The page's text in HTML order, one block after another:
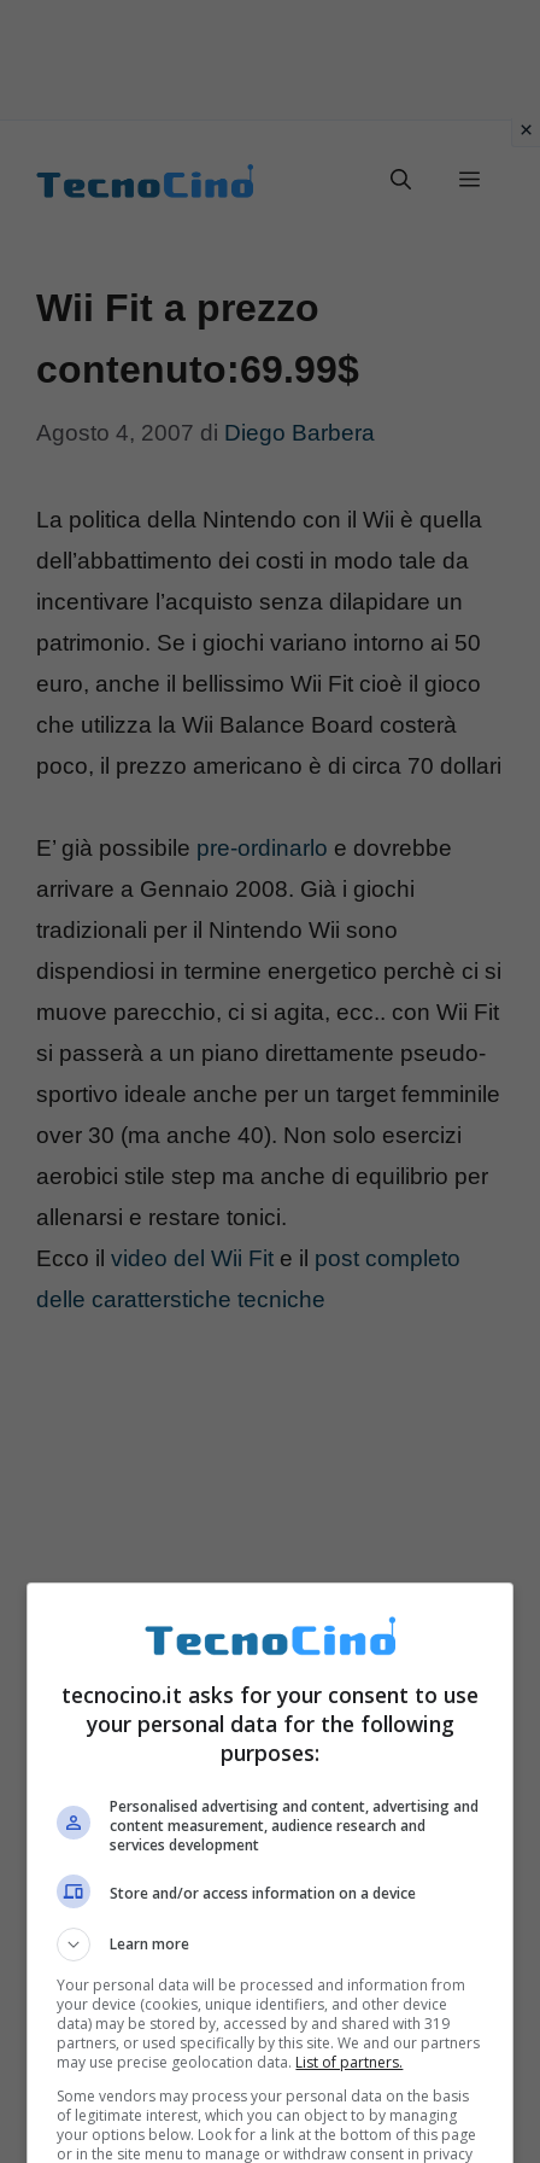
Menu
Wii Fit a prezzo
contenuto:69.99$
Agosto 4, 2007 di Diego Barbera
La politica della Nintendo con il Wii è quella
dell’abbattimento dei costi in modo tale da
incentivare l’acquisto senza dilapidare un
patrimonio. Se i giochi variano intorno ai 50
euro, anche il bellissimo Wii Fit cioè il gioco
che utilizza la Wii Balance Board costerà
poco, il prezzo americano è di circa 70 dollari
E’ già possibile pre-ordinarlo e dovrebbe
arrivare a Gennaio 2008. Già i giochi
tradizionali per il Nintendo Wii sono
dispendiosi in termine energetico perchè ci si
muove parecchio, ci si agita, ecc.. con Wii Fit
si passerà a un piano direttamente pseudo-
sportivo ideale anche per un target femminile
over 30 (ma anche 40). Non solo esercizi
aerobici stile step ma anche di equilibrio per
allenarsi e restare tonici.
Ecco il video del Wii Fit e il post completo
delle caratterstiche tecniche
tecnocino.it asks for your consent to use
your personal data for the following
purposes:
Personalised advertising and content, advertising and
content measurement, audience research and
services development
Store and/or access information on a device
Learn more
Your personal data will be processed and information from
your device (cookies, unique identifiers, and other device
data) may be stored by, accessed by and shared with 319
partners, or used specifically by this site. We and our partners
may use precise geolocation data. List of partners.
Some vendors may process your personal data on the basis
of legitimate interest, which you can object to by managing
your options below. Look for a link at the bottom of this page
or in the site menu to manage or withdraw consent in privacy